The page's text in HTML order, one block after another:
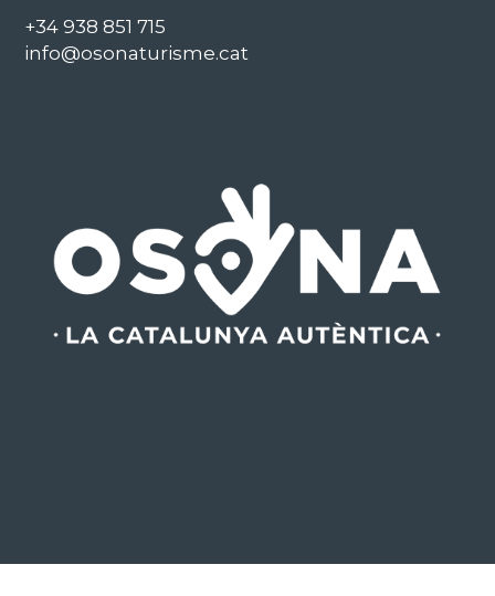
+34 938 851 715
info@osonaturisme.cat